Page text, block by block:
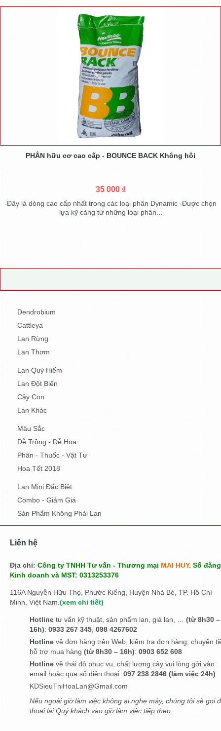
PHÂN hữu cơ cao cấp - BOUNCE BACK Không hôi
35 000 ₫
-Đây là dòng cao cấp nhất trong các loại phân Dynamic -Được chọn
lựa kỹ càng từ những loại phân...
Dendrobium
Cattleya
Lan Rừng
Lan Thơm
Lan Quý Hiếm
Lan Đột Biến
Cây Con
Lan Khác
Màu Sắc
Dễ Trồng - Dễ Hoa
Phân - Thuốc - Vật Tư
Hoa Tết 2018
Lan Mini Đặc Biệt
Combo - Giảm Giá
Sản Phẩm Không Phải Lan
Liên hệ
Địa chỉ: Công ty TNHH Tư vấn - Thương mại MAI HUY. Số
Kinh doanh và MST: 0313253376
116A Nguyễn Hữu Thọ, Phước Kiểng, Huyện Nhà Bè, TP. Hồ Chí
Minh, Việt Nam. (xem chi tiết)
Hotline tư vấn kỹ thuật, sản phẩm lan, giá lan, … (từ 8h30 –
16h): 0933 267 345 098 4267602
Hotline về đơn hàng trên Web, kiểm tra đơn hàng, chuyển
hỗ trợ mua hàng (từ 8h30 – 16h): 0903 652 608
Hotline về thái độ phục vụ, chất lượng cây vui lòng gởi vào
email hoặc qua số điện thoại: 097 238 2846 (làm việc 24h)
KDSieuThiHoaLan@Gmail.com
Nếu ngoài giờ làm việc không ai nghe máy, chúng tôi sẽ gọi
thoại lại Quý khách vào giờ làm việc tiếp theo.